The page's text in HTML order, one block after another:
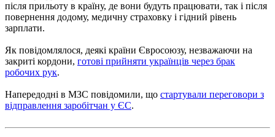
після прильоту в країну, де вони будуть працювати, так і після
повернення додому, медичну страховку і гідний рівень
зарплати.
Як повідомлялося, деякі країни Євросоюзу, незважаючи на
закриті кордони, готові прийняти українців через брак
робочих рук.
Напередодні в МЗС повідомили, що стартували переговори з
відправлення заробітчан у ЄС.